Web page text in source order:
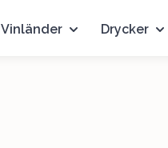
Vinländer Drycker